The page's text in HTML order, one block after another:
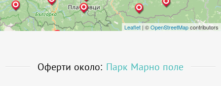
Leaflet | ©OpenStreetMapcontributors
Оферти около: Парк Марно поле